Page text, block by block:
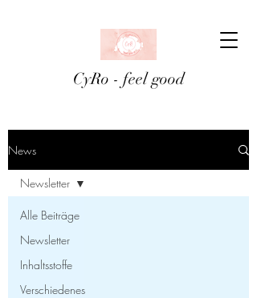
CyRo - feel good
News
Alle Beiträge
Newsletter
Inhaltsstoffe
Verschiedenes
Newsletter